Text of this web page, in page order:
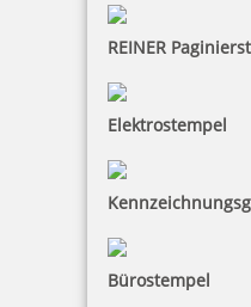
REINER
Elektrostempel
Bürostempel
Jetzt gestalten
Pocket Printy 9511